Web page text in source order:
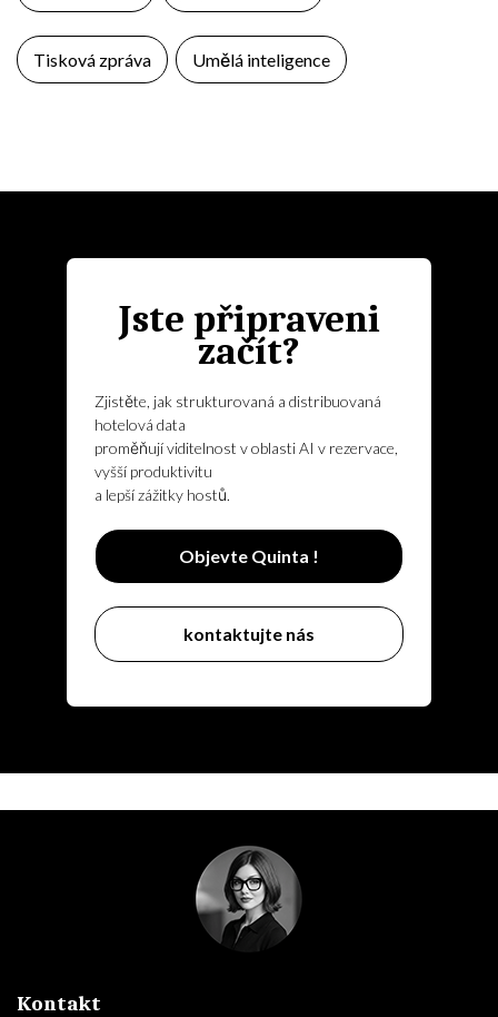
Tisková zpráva Umělá inteligence
Jste připraveni
začít?
Zjistěte, jak strukturovaná a distribuovaná
hotelová data
proměňují viditelnost v oblasti AI v rezervace,
vyšší produktivitu
a lepší zážitky hostů.
Objevte Quinta !
kontaktujte nás
Kontakt